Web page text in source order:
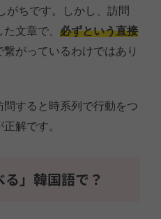
がちです。しかし、訪問
文章で、 必ずという直接
繋がっているわけではあり
すると時系列で行動をつ
解です。
る」韓国語で？